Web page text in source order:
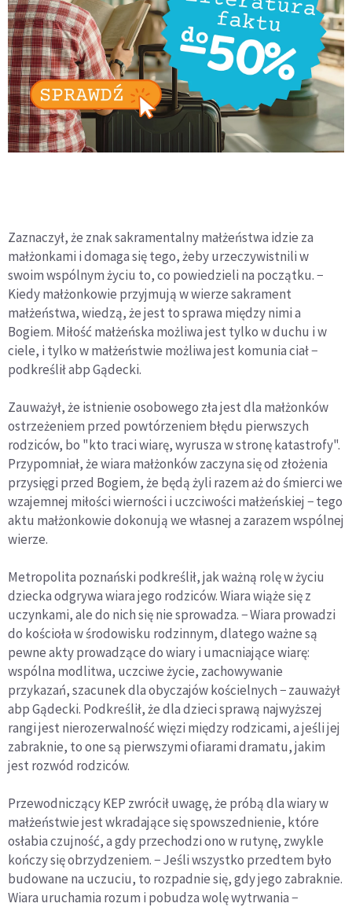
Zaznaczył, że znak sakramentalny małżeństwa idzie za
małżonkami i domaga się tego, żeby urzeczywistnili w
swoim wspólnym życiu to, co powiedzieli na początku. −
Kiedy małżonkowie przyjmują w wierze sakrament
małżeństwa, wiedzą, że jest to sprawa między nimi a
Bogiem. Miłość małżeńska możliwa jest tylko w duchu i w
ciele, i tylko w małżeństwie możliwa jest komunia ciał −
podkreślił abp Gądecki.
Zauważył, że istnienie osobowego zła jest dla małżonków
ostrzeżeniem przed powtórzeniem błędu pierwszych
rodziców, bo "kto traci wiarę, wyrusza w stronę katastrofy".
Przypomniał, że wiara małżonków zaczyna się od złożenia
przysięgi przed Bogiem, że będą żyli razem aż do śmierci we
wzajemnej miłości wierności i uczciwości małżeńskiej − tego
aktu małżonkowie dokonują we własnej a zarazem wspólnej
wierze.
Metropolita poznański podkreślił, jak ważną rolę w życiu
dziecka odgrywa wiara jego rodziców. Wiara wiąże się z
uczynkami, ale do nich się nie sprowadza. − Wiara prowadzi
do kościoła w środowisku rodzinnym, dlatego ważne są
pewne akty prowadzące do wiary i umacniające wiarę:
wspólna modlitwa, uczciwe życie, zachowywanie
przykazań, szacunek dla obyczajów kościelnych − zauważył
abp Gądecki. Podkreślił, że dla dzieci sprawą najwyższej
rangi jest nierozerwalność więzi między rodzicami, a jeśli jej
zabraknie, to one są pierwszymi ofiarami dramatu, jakim
jest rozwód rodziców.
Przewodniczący KEP zwrócił uwagę, że próbą dla wiary w
małżeństwie jest wkradające się spowszednienie, które
osłabia czujność, a gdy przechodzi ono w rutynę, zwykle
kończy się obrzydzeniem. − Jeśli wszystko przedtem było
budowane na uczuciu, to rozpadnie się, gdy jego zabraknie.
Wiara uruchamia rozum i pobudza wolę wytrwania −